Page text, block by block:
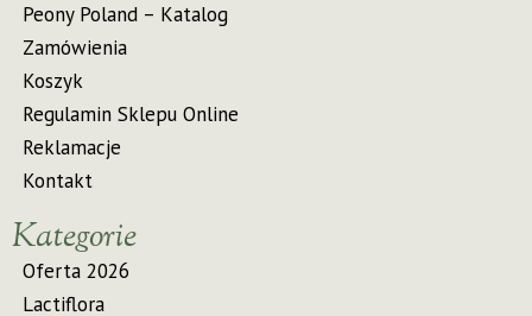
Peony Poland – Katalog
Zamówienia
Koszyk
Regulamin Sklepu Online
Reklamacje
Kontakt
Kategorie
Oferta 2026
Lactiflora